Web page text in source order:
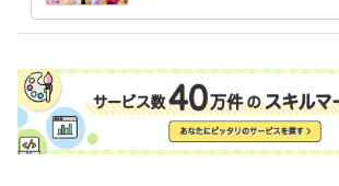
に24回採用掲載実績あり
俳句ポスト365　初級
2級FP技能士 取得年 : 2024年
TOEIC 取得年 : 2000年
秘書技能検定2級 取得年 : 1997年
実用英語技能検定2級 取得年 : 1995年
普通自動車第一種運転免許 取得年 : 1997年